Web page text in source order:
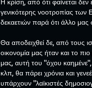
γενικότερης νοοτροπίας των
δεκαετιών παρά ότι άλλο μας
Θα αποδειχθεί δε, από τους
οικονομία μας ήταν και το
μας, αυτή του "όχου
κλπ, θα πάρει χρόνια και
υπάρχουν "λαϊκιστές